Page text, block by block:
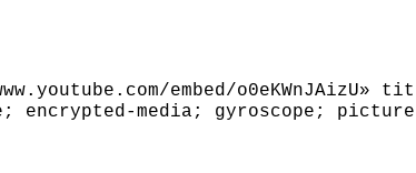
embed/o0eKWnJAizU»
encrypted-media; gyroscope;